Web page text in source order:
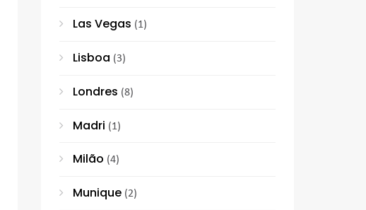
Las Vegas (1)
Lisboa (3)
Londres (8)
Madri (1)
Milão (4)
Munique (2)